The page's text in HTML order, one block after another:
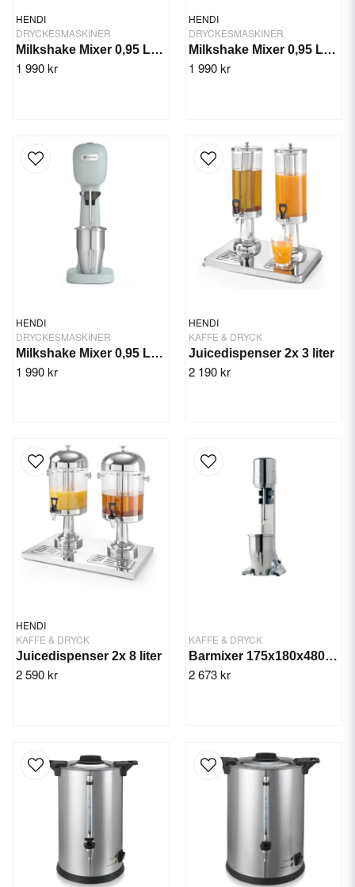
HENDI
DRYCKESMASKINER
Milkshake Mixer 0,95 Ltr. Gul, Bronwasser
1 990 kr
HENDI
DRYCKESMASKINER
Milkshake Mixer 0,95 Ltr. Röd, Bronwasser
1 990 kr
HENDI
DRYCKESMASKINER
Milkshake Mixer 0,95 Ltr. Blå, Bronwasser
1 990 kr
HENDI
KAFFE & DRYCK
Juicedispenser 2x 3 liter
2 190 kr
HENDI
KAFFE & DRYCK
Juicedispenser 2x 8 liter
2 590 kr
KAFFE & DRYCK
Barmixer 175x180x480 mm
2 673 kr